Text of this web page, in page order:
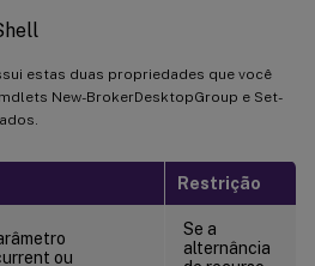
estas duas propriedades que você
New-BrokerDesktopGroup e Set-
Restrição
ou
Se a
alternância